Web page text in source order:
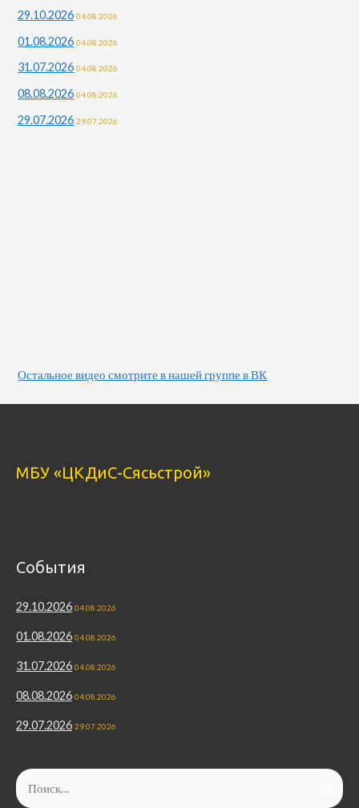
:29.10.2026 04.08.2026
01.08.2026 04.08.2026
31.07.2026 04.08.2026
08.08.2026 04.08.2026
29.07.2026 29.07.2026
Остальное видео смотрите в нашей группе в ВК
МБУ «ЦКДиС-Сясьстрой»
События
29.10.2026 04.08.2026
01.08.2026 04.08.2026
31.07.2026 04.08.2026
08.08.2026 04.08.2026
29.07.2026 29.07.2026
Найти: